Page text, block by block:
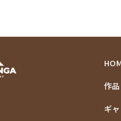
作
ギ